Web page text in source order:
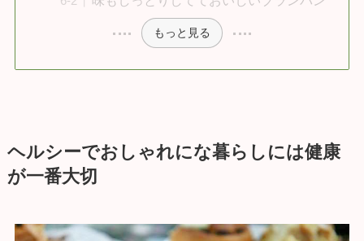
もっと見る
ヘルシーでおしゃれにな暮らしには健康
が一番大切